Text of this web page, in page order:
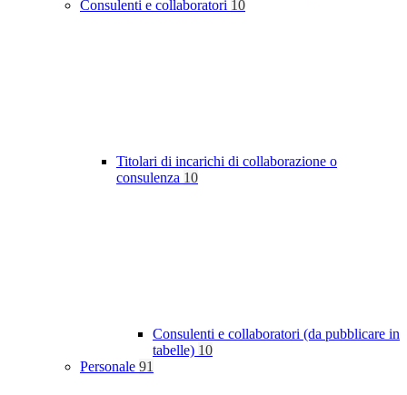
Consulenti e collaboratori 10
Titolari di incarichi di collaborazione o
consulenza 10
Consulenti e collaboratori (da pubblicare in
tabelle) 10
Personale 91